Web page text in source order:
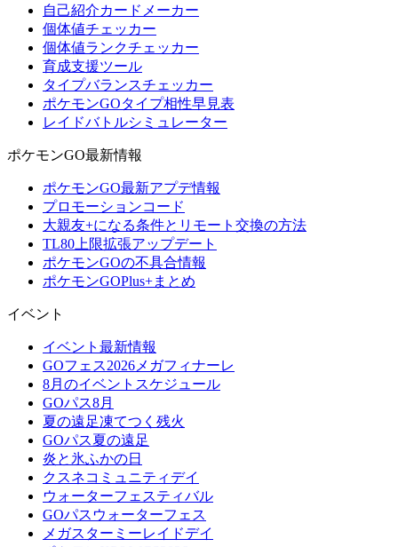
自己紹介カードメーカー
個体値チェッカー
個体値ランクチェッカー
育成支援ツール
タイプバランスチェッカー
ポケモンGOタイプ相性早見表
レイドバトルシミュレーター
ポケモンGO最新情報
ポケモンGO最新アプデ情報
プロモーションコード
大親友+になる条件とリモート交換の方法
TL80上限拡張アップデート
ポケモンGOの不具合情報
ポケモンGOPlus+まとめ
イベント
イベント最新情報
GOフェス2026メガフィナーレ
8月のイベントスケジュール
GOパス8月
夏の遠足凍てつく残火
GOパス夏の遠足
炎と氷ふかの日
クスネコミュニティデイ
ウォーターフェスティバル
GOパスウォーターフェス
メガスターミーレイドデイ